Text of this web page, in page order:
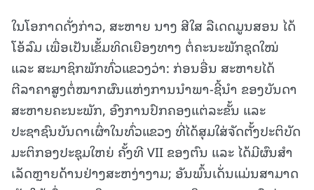
ໃນໂອກາດດັ່ງກ່າວ, ສະຫາຍ ນາງ ສີໃສ ລືເດດມູນສອນ ໄດ້
ໂອ້ລົມ ເພື່ອເປັນເຂັ້ມທິດເຍືອງທາງ ຕໍ່ຄະນະພັກຊຸດໃໝ່
ແລະ ສະມາຊິກພັກທົ່ວແຂວງວ່າ: ກ່ອນອື່ນ ສະຫາຍໄດ້
ຕີລາຄາສູງຕໍ່ໝາກຜົນແຫ່ງການນໍາພາ-ຊີ້ນໍາ ຂອງບັນດາ
ສະຫາຍຄະນະພັກ, ອົງການປົກຄອງແຕ່ລະຂັ້ນ ແລະ
ປະຊາຊົນບັນດາເຜົ່າໃນທົ່ວແຂວງ ທີ່ໄດ້ສຸມໃສ່ຈັດຕັ້ງປະຕິບັດ
ມະຕິກອງປະຊຸມໃຫຍ່ ຄັ້ງທີ VII ຂອງຕົນ ແລະ ໄດ້ມີຜົນສໍາ
ເລັດຫຼາຍດ້ານຢ່າງສະຫງ່າງາມ; ອັນພົ້ນເດັ່ນແມ່ນສາມາດ